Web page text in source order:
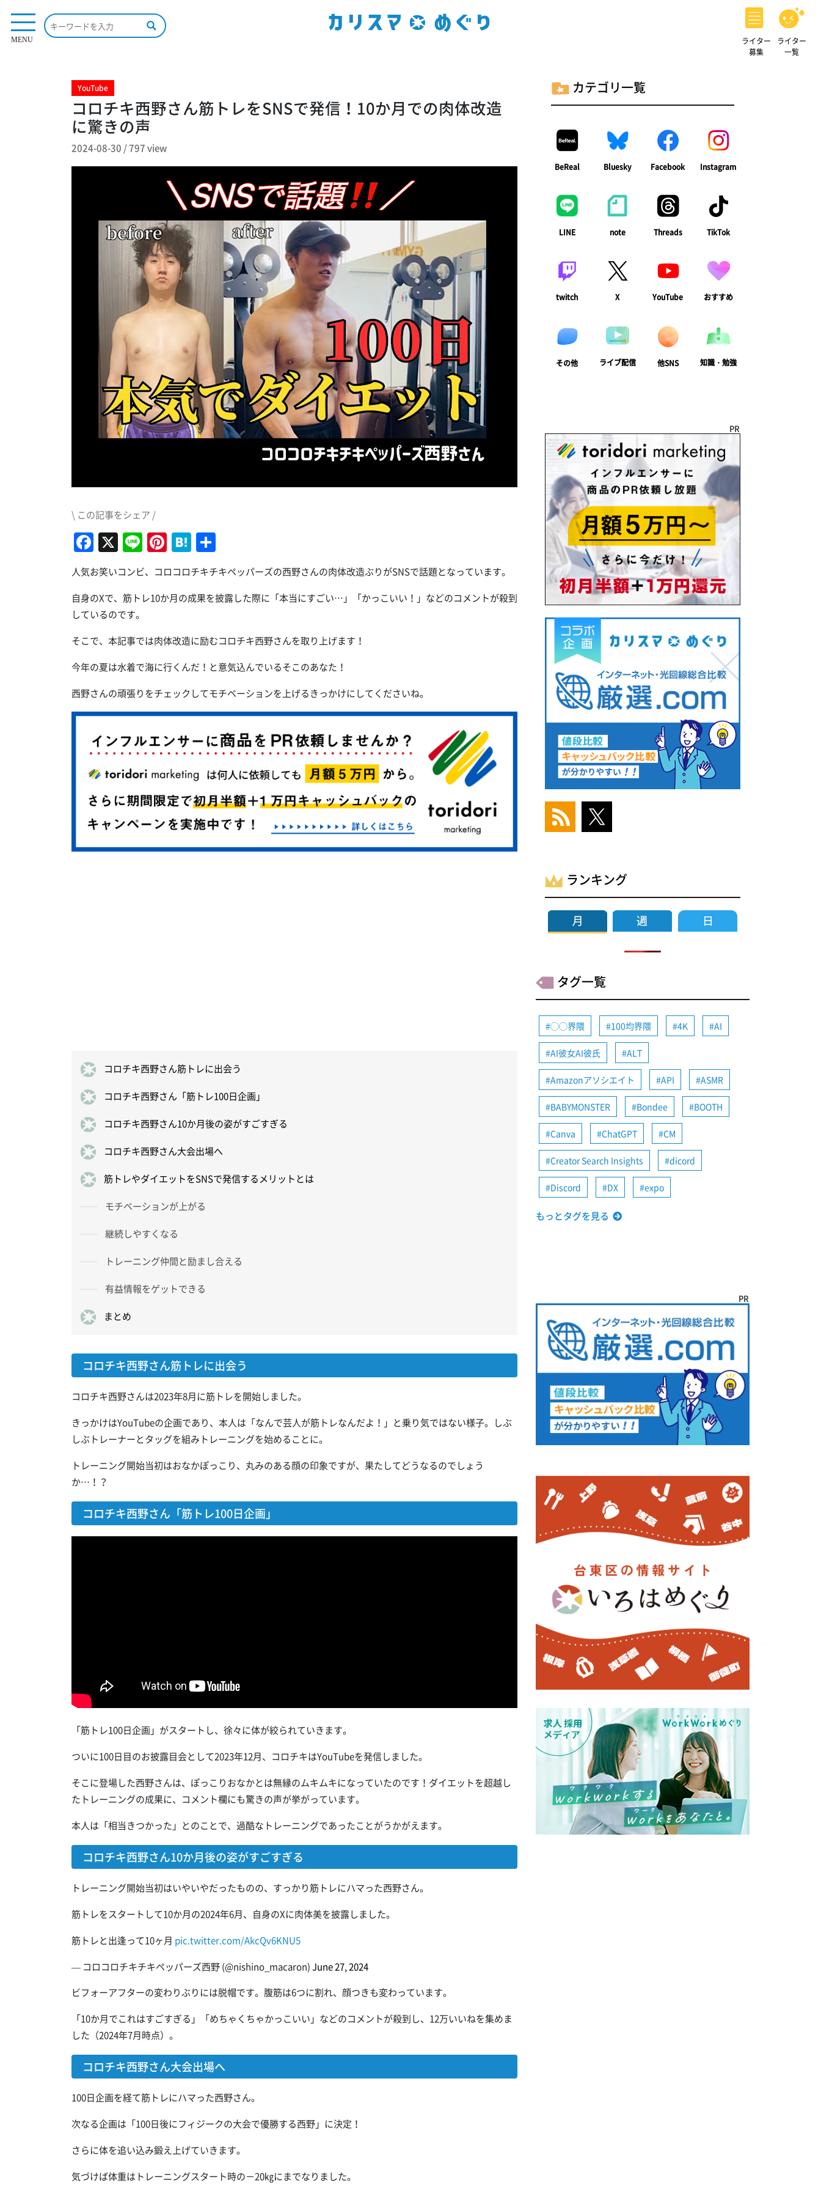
MENU
ライター
募集
ライター
一覧
YouTube
コロチキ西野さん筋トレをSNSで発信！10か月での肉体改造
に驚きの声
2024-08-30 /797 view
\ この記事をシェア /
Facebook
X LinePinterest
Hatena
有
人気お笑いコンビ、コロコロチキチキペッパーズの西野さんの肉体改造ぶりがSNSで話題となっています。
自身のXで、筋トレ10か月の成果を披露した際に「本当にすごい…」「かっこいい！」などのコメントが殺到
しているのです。
そこで、本記事では肉体改造に励むコロチキ西野さんを取り上げます！
今年の夏は水着で海に行くんだ！と意気込んでいるそこのあなた！
西野さんの頑張りをチェックしてモチベーションを上げるきっかけにしてくださいね。
コロチキ西野さん筋トレに出会う
コロチキ西野さん「筋トレ100日企画」
コロチキ西野さん10か月後の姿がすごすぎる
コロチキ西野さん大会出場へ
筋トレやダイエットをSNSで発信するメリットとは
モチベーションが上がる
継続しやすくなる
トレーニング仲間と励まし合える
有益情報をゲットできる
まとめ
コロチキ西野さん筋トレに出会う
コロチキ西野さんは2023年8月に筋トレを開始しました。
きっかけはYouTubeの企画であり、本人は「なんで芸人が筋トレなんだよ！」と乗り気ではない様子。しぶ
しぶトレーナーとタッグを組みトレーニングを始めることに。
トレーニング開始当初はおなかぽっこり、丸みのある顔の印象ですが、果たしてどうなるのでしょう
か…！？
コロチキ西野さん「筋トレ100日企画」
「筋トレ100日企画」がスタートし、徐々に体が絞られていきます。
ついに100日目のお披露目会として2023年12月、コロチキはYouTubeを発信しました。
そこに登場した西野さんは、ぽっこりおなかとは無縁のムキムキになっていたのです！ダイエットを超越し
たトレーニングの成果に、コメント欄にも驚きの声が挙がっています。
本人は「相当きつかった」とのことで、過酷なトレーニングであったことがうかがえます。
コロチキ西野さん10か月後の姿がすごすぎる
トレーニング開始当初はいやいやだったものの、すっかり筋トレにハマった西野さん。
筋トレをスタートして10か月の2024年6月、自身のXに肉体美を披露しました。
筋トレと出逢って10ヶ月 pic.twitter.com/AkcQv6KNU5
— コロコロチキチキペッパーズ西野 (@nishino_macaron)June 27, 2024
ビフォーアフターの変わりぶりには脱帽です。腹筋は6つに割れ、顔つきも変わっています。
「10か月でこれはすごすぎる」「めちゃくちゃかっこいい」などのコメントが殺到し、12万いいねを集めま
した（2024年7月時点）。
コロチキ西野さん大会出場へ
100日企画を経て筋トレにハマった西野さん。
次なる企画は「100日後にフィジークの大会で優勝する西野」に決定！
さらに体を追い込み鍛え上げていきます。
気づけば体重はトレーニングスタート時の－20㎏にまでなりました。
カテゴリ一覧
BeReal Bluesky Facebook Instagram
LINE note Threads TikTok
twitch X YouTube おすすめ
その他 ライブ配信 他SNS 知識・勉強
PR
ランキング
タグ一覧
◯◯界隈 100均界隈 4K AI
AI彼女AI彼氏 ALT
Amazonアソシエイト API ASMR
BABYMONSTER Bondee BOOTH
Canva ChatGPT CM
Creator Search Insights dicord
Discord DX expo
もっとタグを見る
PR